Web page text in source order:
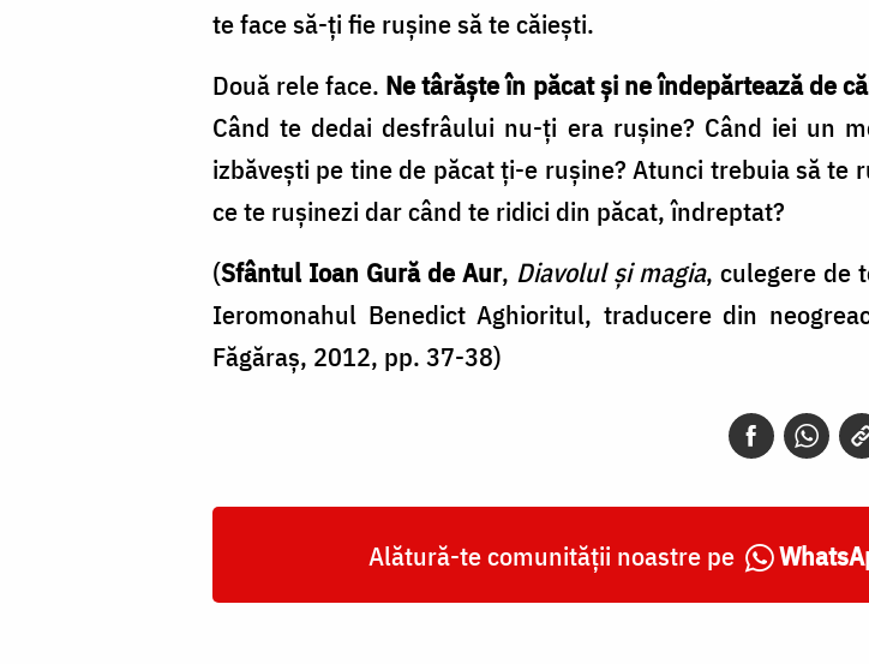
te face să-ţi fie ruşine să te căieşti.
Două rele face. Ne târăşte în păcat şi ne îndepărtează de
Când te dedai desfrâului nu-ţi era ruşine? Când iei un
izbăveşti pe tine de păcat ţi-e ruşine? Atunci trebuia să
ce te ruşinezi dar când te ridici din păcat, îndreptat?
(Sfântul Ioan Gură de Aur, Diavolul și magia, culegere de
Ieromonahul Benedict Aghioritul, traducere din
Făgăraș, 2012, pp. 37-38)
Alătură-te comunității noastre pe